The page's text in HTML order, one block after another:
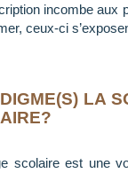
incombe
ceux-ci
LA
scolaire est une